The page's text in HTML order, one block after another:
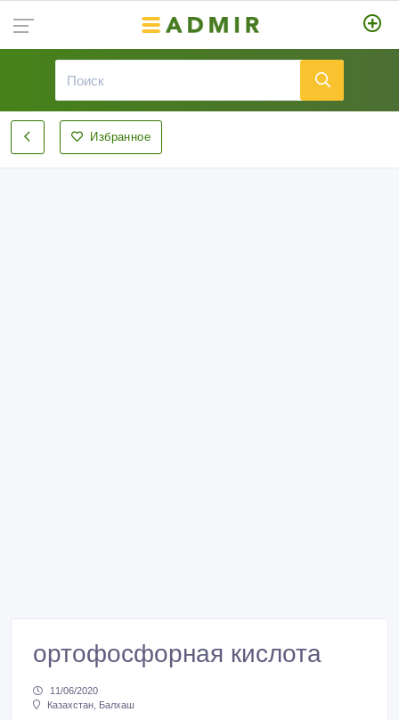
Избранное
ортофосфорная кислота
11/06/2020
Казахстан, Балхаш